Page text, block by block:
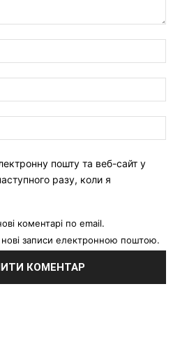
пошту та веб-сайт у
разу, коли я
коментарі по email.
записи електронною поштою.